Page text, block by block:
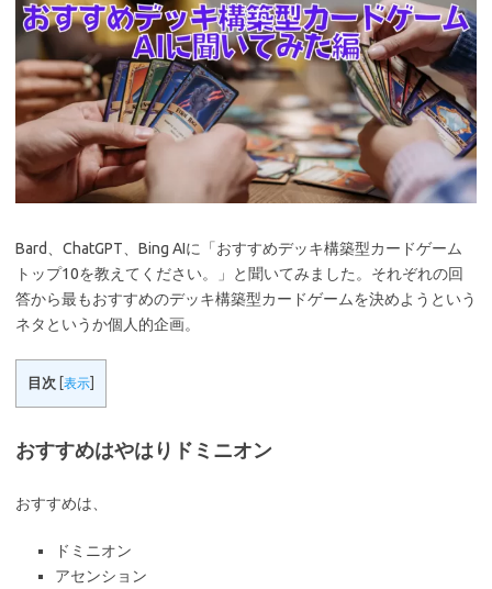
Bard、ChatGPT、Bing AIに「おすすめデッキ構築型カードゲーム
トップ10を教えてください。」と聞いてみました。それぞれの回
答から最もおすすめのデッキ構築型カードゲームを決めようという
ネタというか個人的企画。
目次 表示
おすすめはやはりドミニオン
おすすめは、
ドミニオン
アセンション